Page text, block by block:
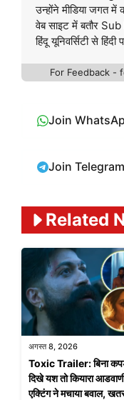
उन्होंने मीडिया जगत
वेब साइट में बतौर
हिंदू यूनिवर्सिटी से हिंदी
For Feedback -
Join
Join Telegram
Related
अगस्त 8, 2026
Toxic Trailer: बिना
दिखे यश तो कियारा
एक्टिंग ने मचाया बवाल,